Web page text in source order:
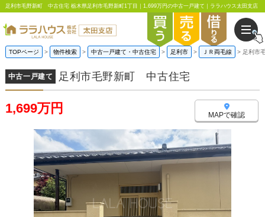
足利市毛野新町 中古住宅 栃木県足利市毛野新町1丁目｜1,699万円の中古一戸建て｜ララハウス太田支店
TOPページ 物件検索 中古一戸建て・中古住宅 足利市 ＪＲ両毛線 足利市
中古一戸建て 足利市毛野新町 中古住宅
1,699万円 MAPで確認